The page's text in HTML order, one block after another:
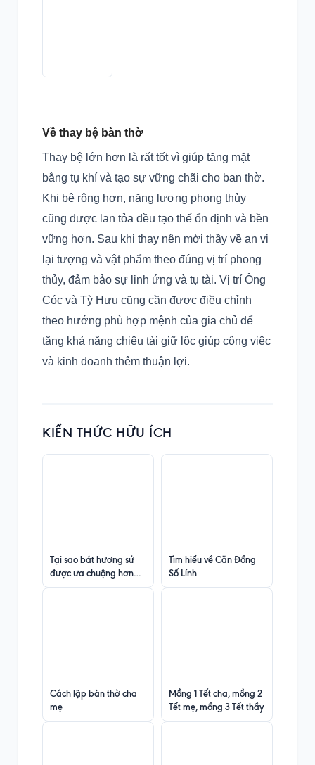
Về thay bệ bàn thờ
Thay bệ lớn hơn là rất tốt vì giúp tăng mặt
bằng tụ khí và tạo sự vững chãi cho ban thờ.
Khi bệ rộng hơn, năng lượng phong thủy
cũng được lan tỏa đều tạo thế ổn định và bền
vững hơn. Sau khi thay nên mời thầy về an vị
lại tượng và vật phẩm theo đúng vị trí phong
thủy, đảm bảo sự linh ứng và tụ tài. Vị trí Ông
Cóc và Tỳ Hưu cũng cần được điều chỉnh
theo hướng phù hợp mệnh của gia chủ để
tăng khả năng chiêu tài giữ lộc giúp công việc
và kinh doanh thêm thuận lợi.
KIẾN THỨC HỮU ÍCH
Tại sao bát hương sứ
được ưa chuộng hơn
đồng
Tìm hiểu về Căn Đồng
Số Lính
Cách lập bàn thờ cha
mẹ
Mồng 1 Tết cha, mồng 2
Tết mẹ, mồng 3 Tết thầy